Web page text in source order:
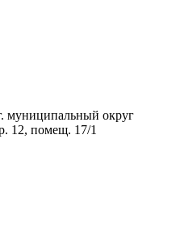
муниципальный округ
12, помещ. 17/1